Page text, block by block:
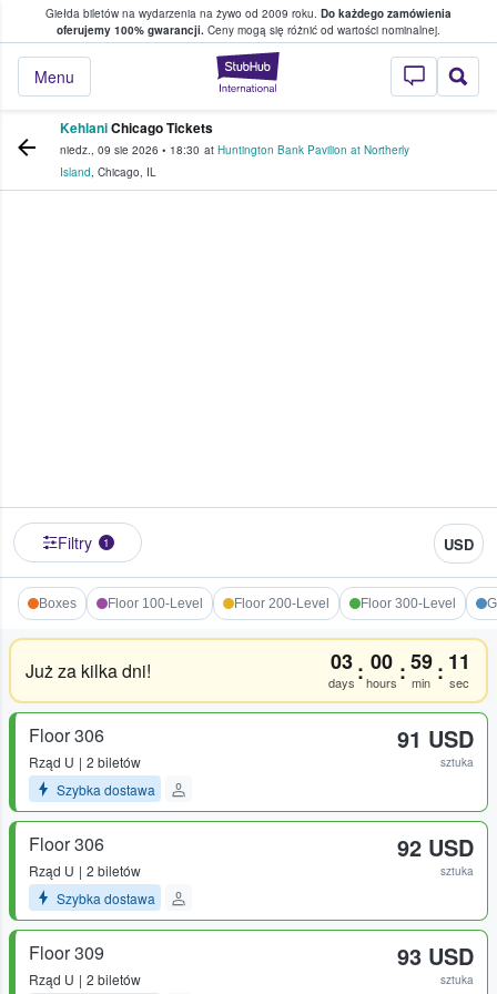
Giełda biletów na wydarzenia na żywo od 2009 roku. Do każdego zamówienia
oferujemy 100% gwarancji. Ceny mogą się różnić od wartości nominalnej.
StubHub —
Menu
w którym fani i kibice kupują i
KehlaniChicago Tickets
niedz., 09 sie 2026 • 18:30 at Huntington Bank Pavilion at Northerly
Island, Chicago, IL
Filtry 1 USD
Boxes Floor 100-Level Floor 200-Level Floor 300-Level
Już za kilka dni! 03
days : 00
hours :59
min : 11
sec
Floor 306
Rząd U
2 biletów
Szybka dostawa
91 USD
sztuka
Floor 306
Rząd U
2 biletów
Szybka dostawa
92 USD
sztuka
Floor 309
Rząd U 2 biletów
93 USD
sztuka